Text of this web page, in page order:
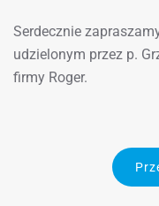
Serdecznie
udzielonym przez p.
firmy Roger.